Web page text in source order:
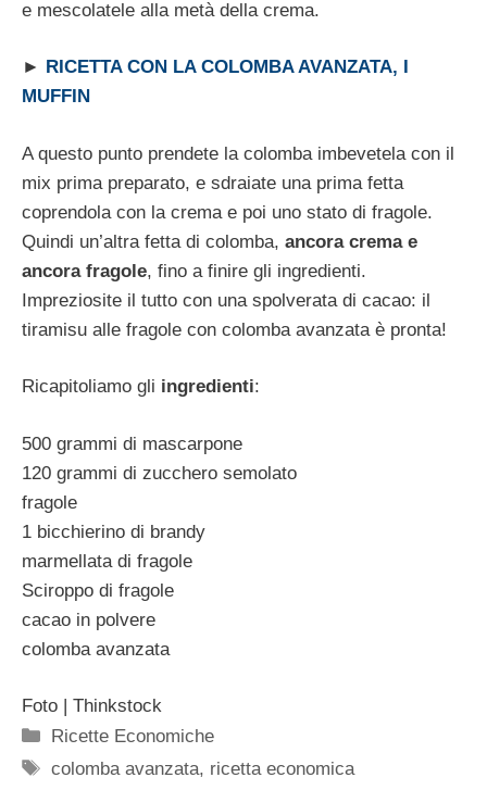
e mescolatele alla metà della crema.
► RICETTA CON LA COLOMBA AVANZATA, I
MUFFIN
A questo punto prendete la colomba imbevetela con il
mix prima preparato, e sdraiate una prima fetta
coprendola con la crema e poi uno stato di fragole.
Quindi un’altra fetta di colomba, ancora crema e
ancora fragole, fino a finire gli ingredienti.
Impreziosite il tutto con una spolverata di cacao: il
tiramisu alle fragole con colomba avanzata è pronta!
Ricapitoliamo gli ingredienti:
500 grammi di mascarpone
120 grammi di zucchero semolato
fragole
1 bicchierino di brandy
marmellata di fragole
Sciroppo di fragole
cacao in polvere
colomba avanzata
Foto | Thinkstock
Categorie
Ricette Economiche
Tag
colomba avanzata, ricetta economica